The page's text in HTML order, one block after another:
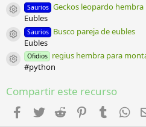
Icono del recurso
Saurios Geckos leopardo hembra
Eubles
Icono del recurso
Saurios Busco pareja de eubles
Eubles
Icono del recurso
Ofidios regius hembra para
#python
Compartir este recurso
Facebook
Twitter Reddit PinterestTumblr